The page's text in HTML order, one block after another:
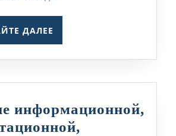
точки
роста»
ДАЛЕЕ
информационной,